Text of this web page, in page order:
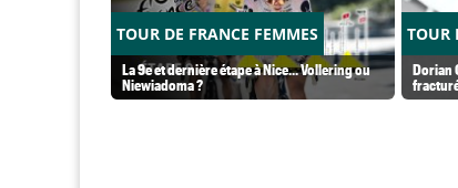
TOUR DE FRANCE FEMMES
La 9e et dernière étape à Nice... Vollering ou
Niewiadoma ?
TOUR
Dorian